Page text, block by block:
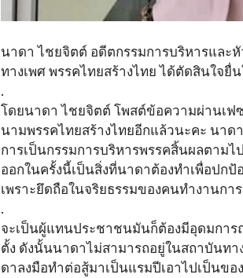
นาดา ไชยจิตต์ อดีตกรรมการบริหารแล
ทางเพศ พรรคไทยสร้างไทย ได้ตัดสินใจยื่
.
โดยนาดา ไชยจิตต์ โพสต์ข้อความผ่านเฟ
นามพรรคไทยสร้างไทยอีกแล้วนะคะ นา
การเป็นกรรมการบริหารพรรคสิ้นผลตาม
ออกในครั้งนี้เป็นสิ่งที่นาดาต้องทำเพื่อปก
เพราะยึดถือในจริยธรรมของคนทำงานการ
.
จะเป็นผู้แทนประชาชนมันก็ต้องมีอุดมการ
ตั้ง ดังนั้นนาดาไม่สามารถอยู่ในสถาบันทา
ดาลงมือทำต่อสู้มาเป็นแรมปีเอาไปเป็นขอ